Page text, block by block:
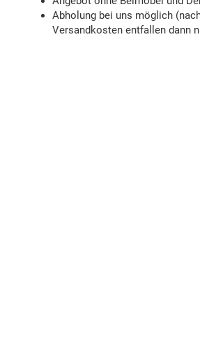
Abholung bei uns möglich
Versandkosten entfallen dann